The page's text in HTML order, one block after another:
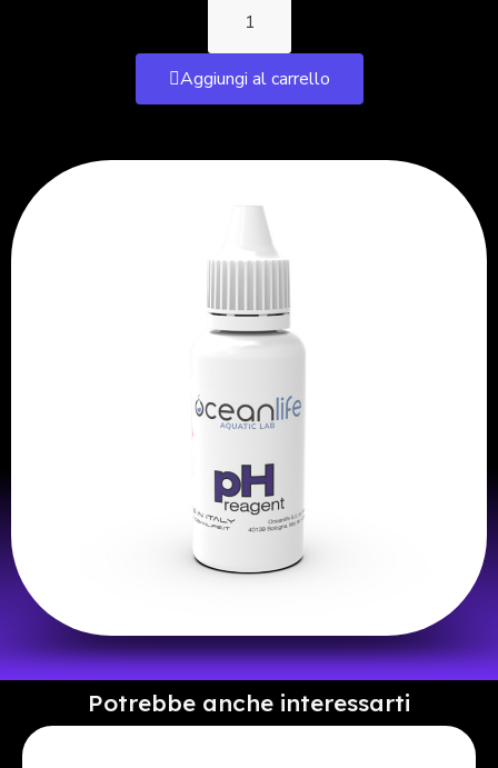
Aggiungi al carrello
Potrebbe anche interessarti